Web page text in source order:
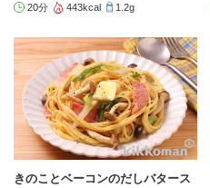
20分 443kcal 1.2g
きのことベーコンのだしバタース